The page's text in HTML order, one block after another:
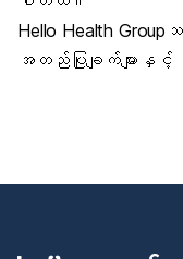
Hello Health Groupသ
အတည်ပြုချက်များနှင့်